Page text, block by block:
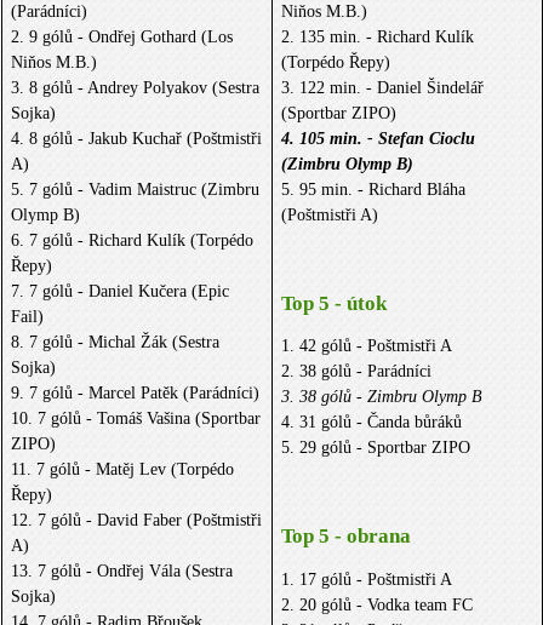
(Parádníci)
2. 9 gólů - Ondřej Gothard (Los
Niňos M.B.)
3. 8 gólů - Andrey Polyakov (Sestra
Sojka)
4. 8 gólů - Jakub Kuchař (Poštmistři
A)
5. 7 gólů - Vadim Maistruc (Zimbru
Olymp B)
6. 7 gólů - Richard Kulík (Torpédo
Řepy)
7. 7 gólů - Daniel Kučera (Epic
Fail)
8. 7 gólů - Michal Žák (Sestra
Sojka)
9. 7 gólů - Marcel Patěk (Parádníci)
10. 7 gólů - Tomáš Vašina (Sportbar
ZIPO)
11. 7 gólů - Matěj Lev (Torpédo
Řepy)
12. 7 gólů - David Faber (Poštmistři
A)
13. 7 gólů - Ondřej Vála (Sestra
Sojka)
Niňos M.B.)
2. 135 min. - Richard Kulík
(Torpédo Řepy)
3. 122 min. - Daniel Šindelář
(Sportbar ZIPO)
4. 105 min. - Stefan Cioclu
(Zimbru Olymp B)
5. 95 min. - Richard Bláha
(Poštmistři A)
Top 5 - útok
1. 42 gólů - Poštmistři A
2. 38 gólů - Parádníci
3. 38 gólů - Zimbru Olymp B
4. 31 gólů - Čanda bůráků
5. 29 gólů - Sportbar ZIPO
Top 5 - obrana
1. 17 gólů - Poštmistři A
2. 20 gólů - Vodka team FC